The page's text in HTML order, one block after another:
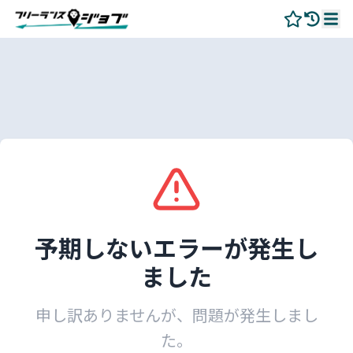
予期しないエラーが発生し
ました
申し訳ありませんが、問題が発生しまし
た。